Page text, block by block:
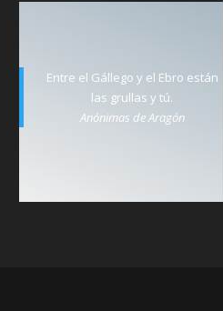
Entre el Gállego y el Ebro están
las grullas y tú.
Anónimas de Aragón